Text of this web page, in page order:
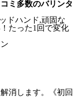
ミ多数のバリンタ